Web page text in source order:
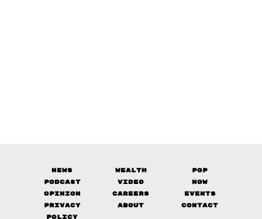
News Wealth
Pop
Podcast
Video
Now
Opinion
Careers
Events
Privacy
Policy
About Contact